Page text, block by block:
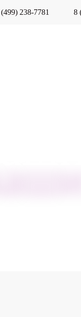
238-7781 8